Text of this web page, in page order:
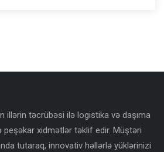
illərin təcrübəsi ilə logistika və daşıma
peşəkar xidmətlər təklif edir. Müştəri
tutaraq, innovativ həllərlə yüklərinizi